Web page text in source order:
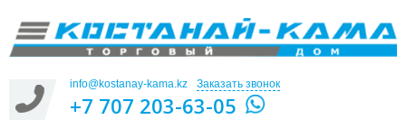
info@kostanay-kama.kz Заказать звонок
+7 707 203-63-05